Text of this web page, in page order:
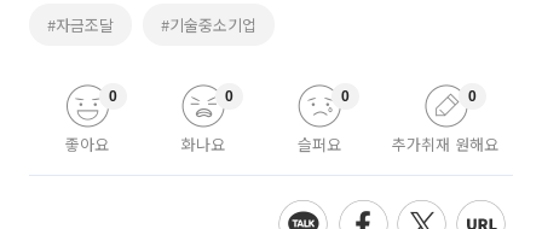
#자금조달 #기술중소기업
좋아요
0
화나요
0
슬퍼요
0
추가취재 원해요
0